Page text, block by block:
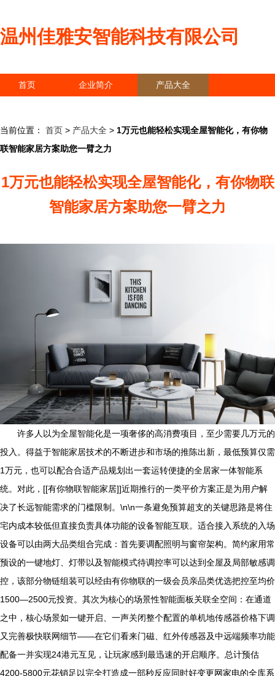
温州佳雅安智能科技有限公司
首页 企业简介 产品大全
当前位置： 首页 > 产品大全 > 1万元也能轻松实现全屋智能化，有你物
联智能家居方案助您一臂之力
1万元也能轻松实现全屋智能化，有你物联
智能家居方案助您一臂之力
许多人以为全屋智能化是一项奢侈的高消费项目，至少需要几万元的
投入。得益于智能家居技术的不断进步和市场的推陈出新，最低预算仅需
1万元，也可以配合合适产品规划出一套运转便捷的全居家一体智能系
统。对此，[[有你物联智能家居]]近期推行的一类平价方案正是为用户解
决了长远智能需求的门槛限制。\n\n一条避免预算超支的关键思路是将住
宅内成本较低但直接负责具体功能的设备智能互联。适合接入系统的入场
设备可以由两大品类组合完成：首先要调配照明与窗帘架构。简约家用常
预设的一键地灯、灯带以及智能模式待调控率可以达到全屋及局部敏感调
控，该部分物链组装可以经由有你物联的一级会员亲品类优选把控至均价
1500—2500元投资。其次为核心的场景性智能面板关联全空间：在通道
之中，核心场景如一键开启、一声关闭整个配置的单机地传感器价格下调
又完善极快联网细节——在它们看来门磁、红外传感器及中远端频率功能
配备一并实现24港元互见，让玩家感到最迅速的开启顺序。总计预估
4200-5800元花销足以完全打造成一部秒反应同时好变更网家电的全库系